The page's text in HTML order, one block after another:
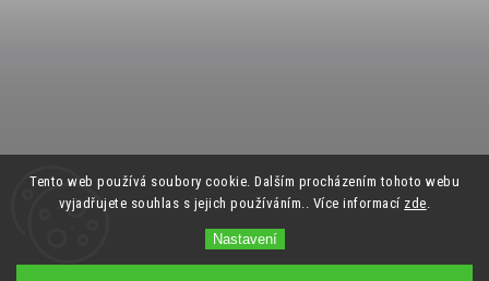
Tento web používá soubory cookie. Dalším procházením tohoto webu
vyjadřujete souhlas s jejich používáním.. Více informací zde.
Nastavení